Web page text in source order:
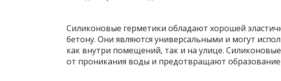
Силиконовые герметики обладают хорошей
бетону. Они являются универсальными и могут
как внутри помещений, так и на улице.
от проникания воды и предотвращают образование